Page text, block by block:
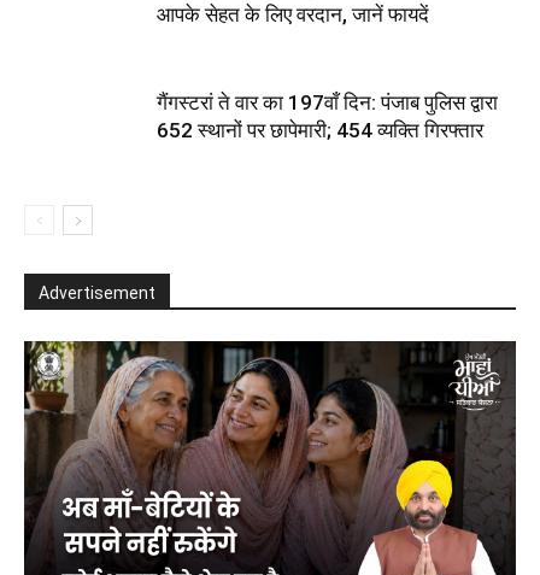
आपके सेहत के लिए वरदान, जानें फायदें
गैंगस्टरां ते वार का 197वाँ दिन: पंजाब पुलिस द्वारा
652 स्थानों पर छापेमारी; 454 व्यक्ति गिरफ्तार
Advertisement